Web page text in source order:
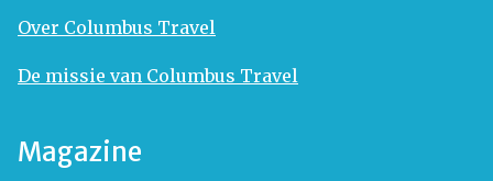
Over Columbus Travel
De missie van Columbus Travel
Magazine